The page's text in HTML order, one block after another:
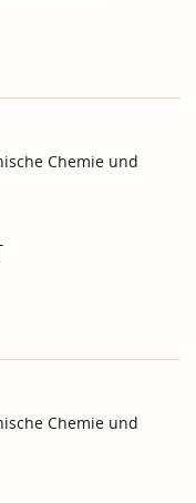
Chemie und
Chemie und